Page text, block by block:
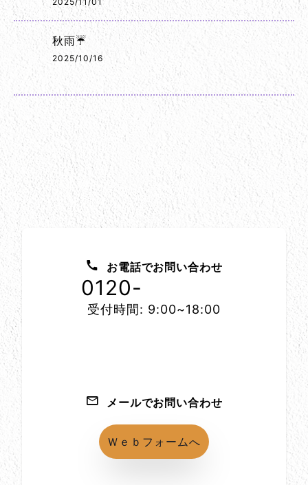
秋雨☔
2025/10/16
お電話でお問い合わせ
0120-
受付時間: 9:00~18:00
メールでお問い合わせ
Ｗｅｂフォームへ